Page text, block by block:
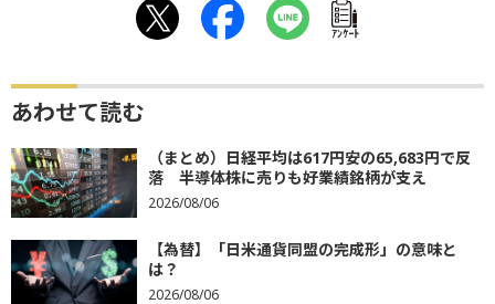
ｱﾝｹｰﾄ
あわせて読む
（まとめ）日経平均は617円安の65,683円で反
落 半導体株に売りも好業績銘柄が支え
2026/08/06
【為替】「日米通貨同盟の完成形」の意味と
は？
2026/08/06